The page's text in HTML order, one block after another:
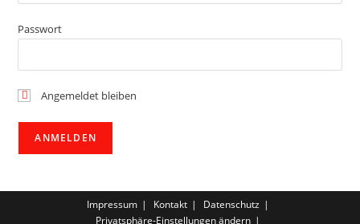
Passwort
Angemeldet bleiben
Impressum Kontakt
Datenschutz
Privatsphäre-Einstellungen ändern